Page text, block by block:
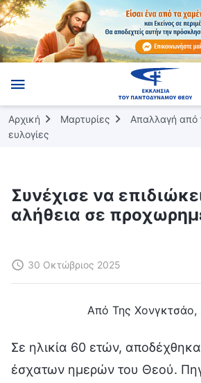
Αρχική Μαρτυρίες
Απαλλαγή από
ευλογίες
Συνέχισε να
αλήθεια σε
30 Οκτώβριος 2025
Από Της Χονγκτσάο,
Σε ηλικία 60 ετών,
έσχατων ημερών του Θεού.